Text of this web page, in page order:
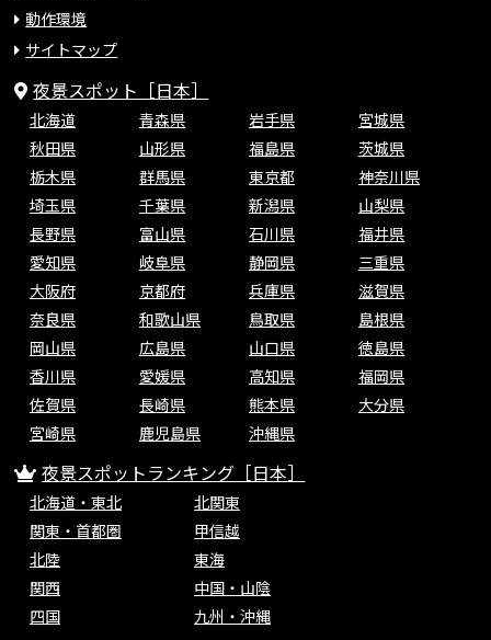
動作環境
サイトマップ
夜景スポット［日本］
北海道 青森県 岩手県
宮城県
秋田県
山形県 福島県
茨城県
栃木県
群馬県 東京都
神奈川県
埼玉県
千葉県 新潟県
山梨県
長野県
富山県 石川県
福井県
愛知県
岐阜県 静岡県
三重県
大阪府
京都府 兵庫県
滋賀県
奈良県
和歌山県 鳥取県
島根県
岡山県
広島県 山口県
徳島県
香川県
愛媛県 高知県
福岡県
佐賀県
長崎県 熊本県
大分県
宮崎県
鹿児島県 沖縄県
夜景スポットランキング［日本］
北海道・東北
北関東
関東・首都圏
甲信越
北陸
東海
関西
中国・山陰
四国
九州・沖縄